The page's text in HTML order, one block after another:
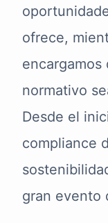
ofrece,
normativo
Desde el
compliance
gran evento